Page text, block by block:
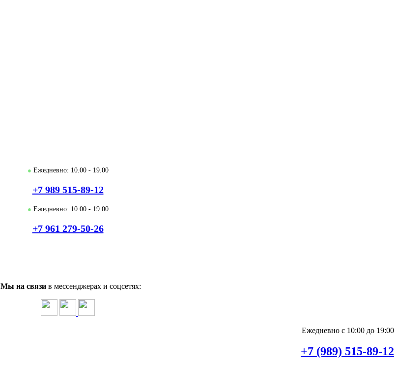
● Ежедневно: 10.00 - 19.00
+7 989 515-89-12
● Ежедневно: 10.00 - 19.00
+7 961 279-50-26
Мы на связи в мессенджерах и соцсетях:
Ежедневно с 10:00 до 19:00
+7 (989) 515-89-12